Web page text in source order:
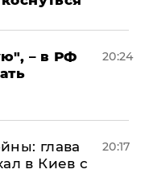
– в РФ
20:24
глава
в Киев с
20:17